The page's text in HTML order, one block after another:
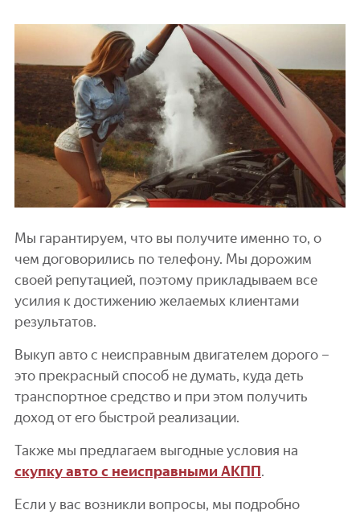
Мы гарантируем, что вы получите именно то, о
чем договорились по телефону. Мы дорожим
своей репутацией, поэтому прикладываем все
усилия к достижению желаемых клиентами
результатов.
Выкуп авто с неисправным двигателем дорого –
это прекрасный способ не думать, куда деть
транспортное средство и при этом получить
доход от его быстрой реализации.
Также мы предлагаем выгодные условия на
скупку авто с неисправными АКПП.
Если у вас возникли вопросы, мы подробно